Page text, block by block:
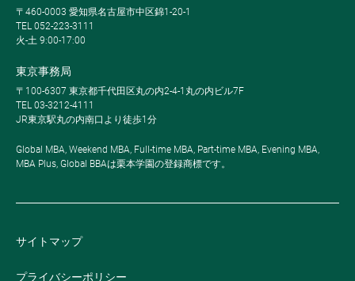
〒460-0003 愛知県名古屋市中区錦1-20-1
TEL 052-223-3111
火-土 9:00-17:00
東京事務局
〒100-6307 東京都千代田区丸の内2-4-1丸の内ビル7F
TEL 03-3212-4111
JR東京駅丸の内南口より徒歩1分
Global MBA, Weekend MBA, Full-time MBA, Part-time MBA, Evening MBA,
MBA Plus, Global BBAは栗本学園の登録商標です。
サイトマップ
プライバシーポリシー